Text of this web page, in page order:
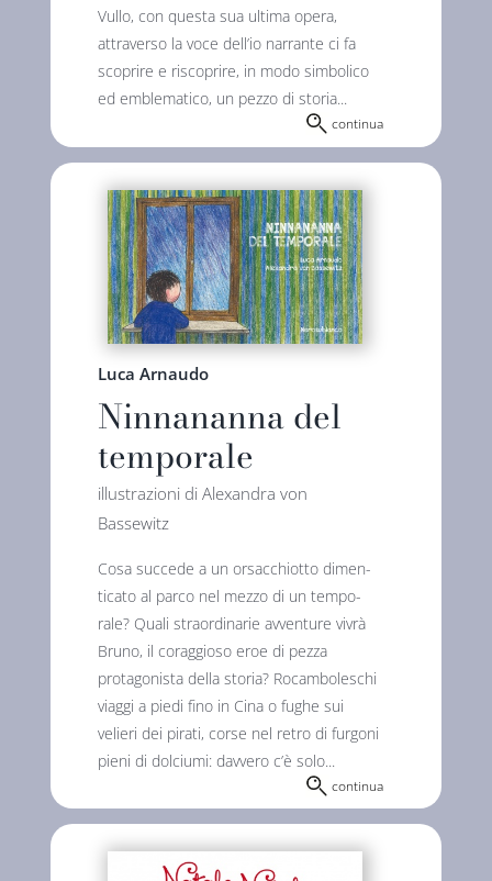
Vullo, con questa sua ultima opera,
attraverso la voce dell’io narrante ci fa
scoprire e riscoprire, in modo simbolico
ed emblematico, un pezzo di storia...
continua
Luca Arnaudo
Ninnananna del
temporale
illustrazioni di Alexandra von
Bassewitz
Cosa succede a un orsacchiotto dimen­
tica­to al parco nel mezzo di un tempo­
rale? Quali straordinarie avventure vivrà
Bruno, il coraggioso eroe di pezza
protagonista della storia? Rocamboleschi
viaggi a piedi fino in Cina o fughe sui
velieri dei pirati, corse nel retro di furgoni
pieni di dolciumi: davvero c’è solo...
continua